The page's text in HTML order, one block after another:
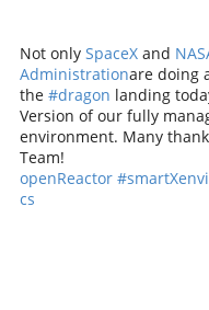
Not only SpaceXand
Administrationare doing
the #dragon landing
Version of our fully
environment. Many
Team!
openReactor
cs